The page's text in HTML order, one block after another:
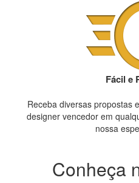
Fácil e
Receba diversas propostas
designer vencedor em
nossa
Conheça